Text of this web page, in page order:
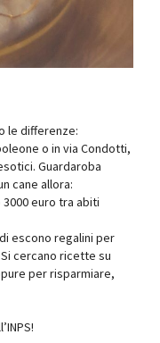
le differenze:
o in via Condotti,
Guardaroba
cane allora:
euro tra abiti
escono regalini per
cercano ricette su
per risparmiare,